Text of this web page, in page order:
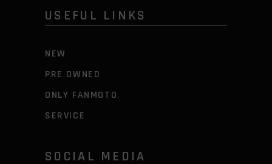
USEFUL LINKS
NEW
PRE OWNED
ONLY FANMOTO
SERVICE
SOCIAL MEDIA